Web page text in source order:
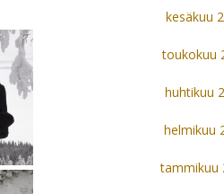
kesäkuu
toukokuu
huhtikuu
helmikuu
tammikuu